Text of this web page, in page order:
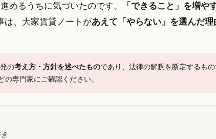
めるうちに気づいたのです。
「できること」を増や
は、大家賃貸ノートがあえて「やらない」を選んだ理
の考え方・方針を述べたものであり、法律の解釈を断定するも
専門家にご確認ください。